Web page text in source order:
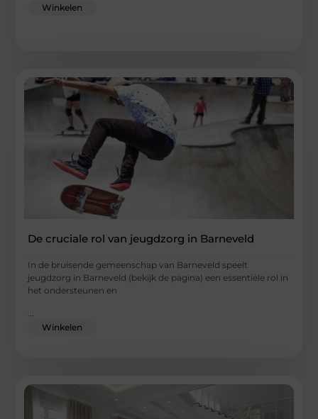
Winkelen
De cruciale rol van jeugdzorg in Barneveld
In de bruisende gemeenschap van Barneveld speelt
jeugdzorg in Barneveld (bekijk de pagina) een essentiële rol in
het ondersteunen en
...
Winkelen